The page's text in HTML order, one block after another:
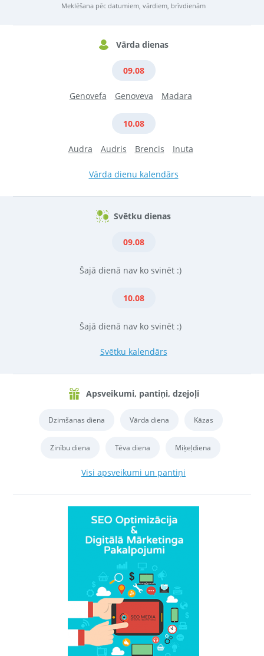
Meklēšana pēc datumiem, vārdiem, brīvdienām
Vārda dienas
09.08
Genovefa Genoveva Madara
10.08
Audra Audris Brencis Inuta
Vārda dienu kalendārs
Svētku dienas
09.08
Šajā dienā nav ko svinēt :)
10.08
Šajā dienā nav ko svinēt :)
Svētku kalendārs
Apsveikumi, pantiņi, dzejoļi
Dzimšanas diena Vārda diena Kāzas
Zinību diena Tēva diena Miķeļdiena
Visi apsveikumi un pantiņi